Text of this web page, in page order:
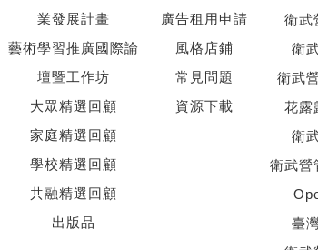
業發展計畫
藝術學習推廣國際論
壇暨工作坊
大眾精選回顧
家庭精選回顧
學校精選回顧
共融精選回顧
出版品
廣告租用申請
風格店鋪
常見問題
資源下載
衛武
衛
衛武
花露
衛
衛武營
臺